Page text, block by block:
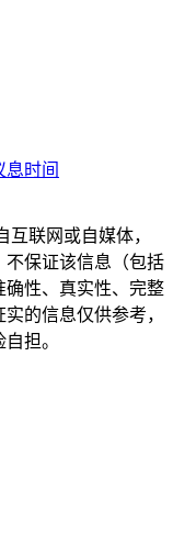
息时间
联网或自媒体，
不保证该信息（包括
确性、真实性、完整
的信息仅供参考，
担。